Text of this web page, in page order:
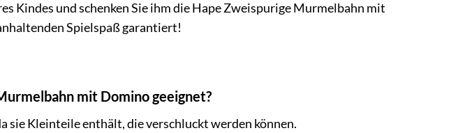
Kindes und schenken Sie ihm die Hape Zweispurige Murmelbahn mit
Spielspaß garantiert!
mit Domino geeignet?
sie Kleinteile enthält, die verschluckt werden können.